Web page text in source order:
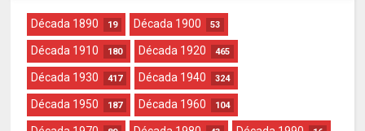
Década 1890 19 Década 1900 53
Década 1910 180 Década 1920 465
Década 1930 417 Década 1940 324
Década 1950 187 Década 1960 104